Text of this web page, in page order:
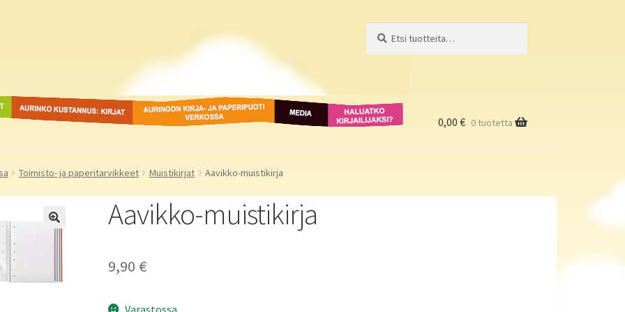
Aurinko Kustannus: kirjat Auringon kirja- ja
paperipuodit verkossa
Media
Haluatko
kirjailijaksi?
0,00 € 0 tuotetta
Toimisto- ja paperitarvikkeet Muistikirjat Aavikko-muistikirja
Aavikko-muistikirja
9,90 €